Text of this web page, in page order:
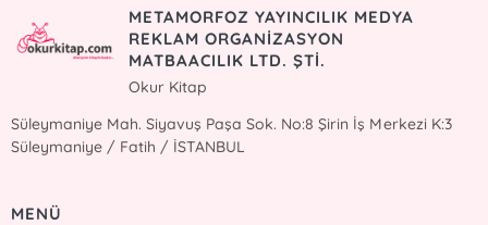
METAMORFOZ YAYINCILIK MEDYA
REKLAM ORGANİZASYON
MATBAACILIK LTD. ŞTİ.
Okur Kitap
Süleymaniye Mah. Siyavuş Paşa Sok. No:8 Şirin İş Merkezi K:3
Süleymaniye / Fatih / İSTANBUL
MENÜ